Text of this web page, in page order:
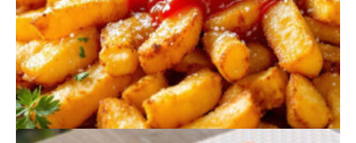
PRODUTOS
RELACIONADOS